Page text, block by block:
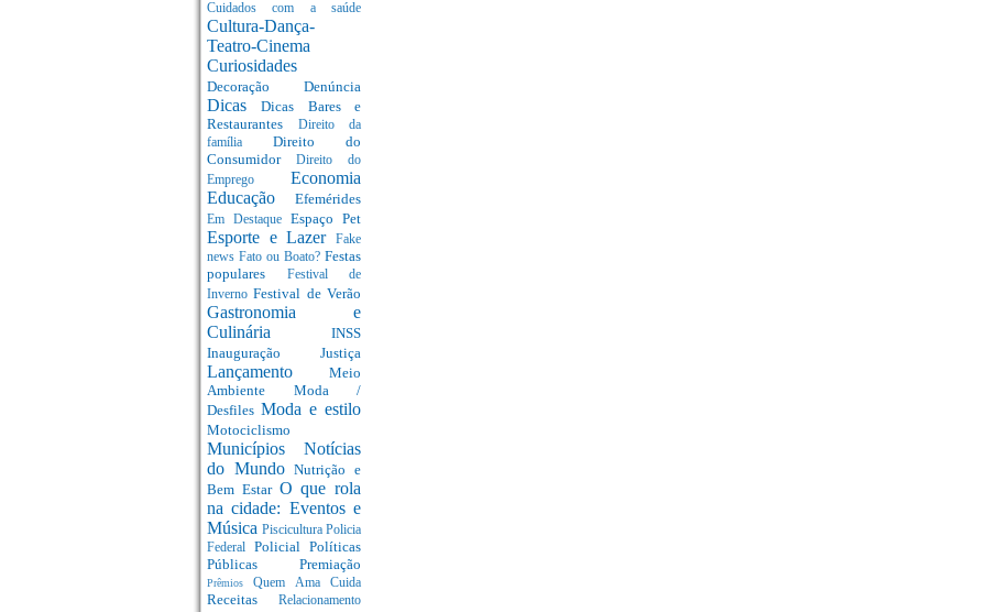
Cuidados com a saúde
Cultura-Dança-
Teatro-Cinema
Curiosidades
Decoração Denúncia
DicasDicas Bares e
Restaurantes
Direito da
família Direito do
Consumidor Direito do
Emprego Economia
Educação Efemérides
Em Destaque Espaço Pet
Esporte e Lazer
Fake
news Fato ou Boato? Festas
populares
Festival de
InvernoFestival de Verão
Gastronomia e
Culinária INSS
Inauguração Justiça
Lançamento Meio
Ambiente Moda /
Desfiles Moda e estilo
Motociclismo
Municípios Notícias
do MundoNutrição e
Bem Estar O que rola
na cidade: Eventos e
Música Piscicultura Policia
Federal Policial Políticas
Públicas Premiação
PrêmiosQuem Ama Cuida
Receitas Relacionamento